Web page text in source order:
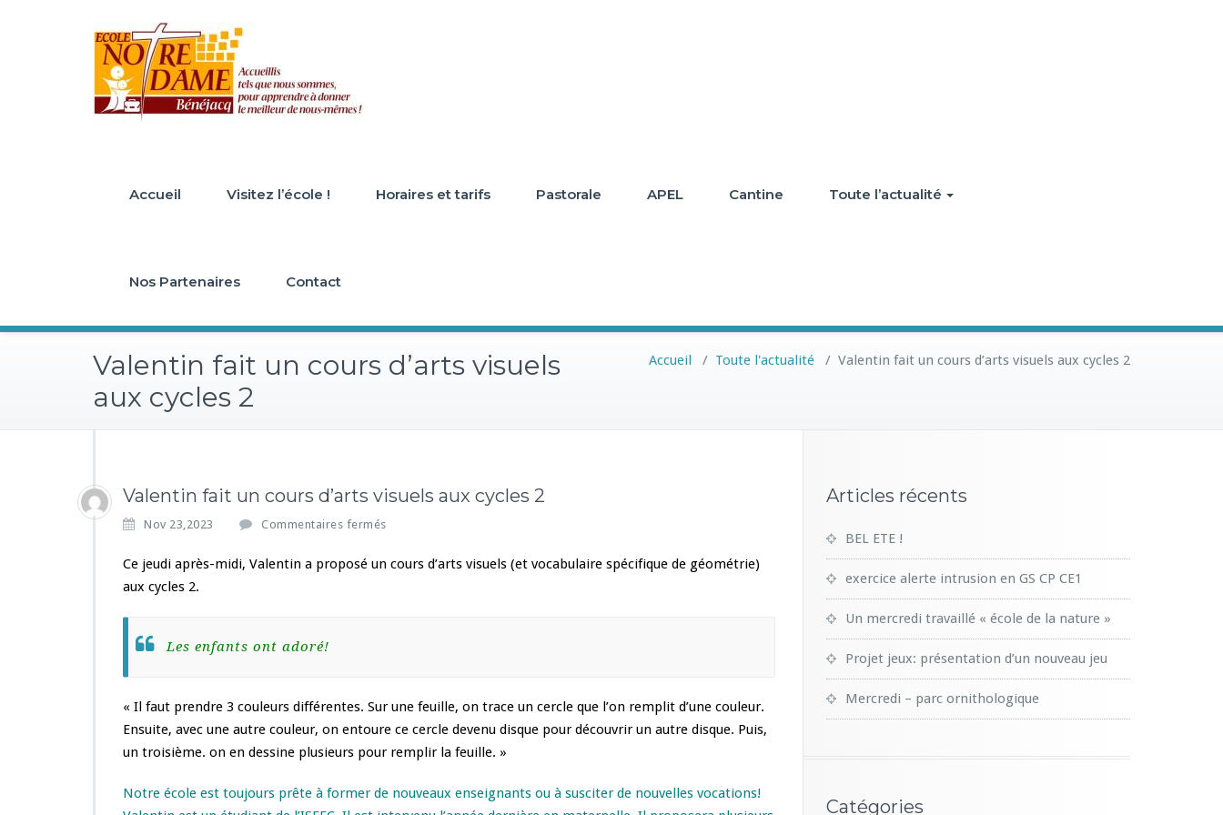
Accueil Visitez l’école ! Horaires et tarifs Pastorale APEL Cantine Toute l’actualité
Nos Partenaires Contact
Valentin fait un cours d’arts visuels
aux cycles 2
Accueil / Toute l'actualité / Valentin fait un cours d’arts visuels aux cycles 2
Valentin fait un cours d’arts visuels aux cycles 2
Nov 23,2023 Commentaires fermés
r
n
i
u
Ce jeudi après-midi, Valentin a proposé un cours d’arts visuels (et vocabulaire spécifique de géométrie)
aux cycles 2.
Les enfants ont adoré!
« Il faut prendre 3 couleurs différentes. Sur une feuille, on trace un cercle que l’on remplit d’une couleur.
Ensuite, avec une autre couleur, on entoure ce cercle devenu disque pour découvrir un autre disque. Puis,
un troisième. on en dessine plusieurs pour remplir la feuille. »
Notre école est toujours prête à former de nouveaux enseignants ou à susciter de nouvelles vocations!
Articles récents
BEL ETE !
exercice alerte intrusion en GS CP CE1
Un mercredi travaillé « école de la nature »
Projet jeux: présentation d’un nouveau jeu
Mercredi – parc ornithologique
Catégories